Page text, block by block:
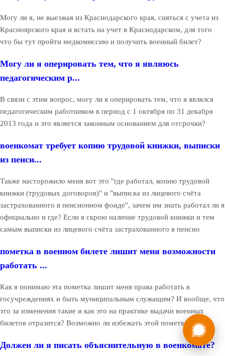
Могу ли я, не выезжая из Краснодарского края, сняться с учета из
Красноярского края и встать на учет в Краснодарском, для того
что бы тут пройти медкомиссию и получить военный билет?
Могу ли я оперировать тем, что я являюсь
педагогическим р...
В связи с этим вопрос, могу ли я оперировать тем, что я являлся
педагогическим работником в период с 1 октября по 31 декабря
2013 года и это является законным основанием для отсрочки?
военкомат требует копию трудовой книжки, выписки
из пенси...
Также насторожило меня вот это "где работал, копию трудовой
книжки (трудовых договоров)" и "выписка из лицевого счёта
застрахованного в пенсионном фонде", зачем им знать работал ли я
официально и где? Если я скрою наличие трудовой книжки и тем
самым выписки из лицевого счёта застрахованного в пенсио
пометка в военном билете лишит меня возможности
работать ...
Как я понимаю эта пометка лишит меня права работать в
госучреждениях и быть муниципальным служащим? И вообще, что
это за изменения такие и как это на практике выдачи военных
билетов отразится? Возможно ли избежать этой пометки?
Должен ли я писать объяснительную в военкомате?
консультация